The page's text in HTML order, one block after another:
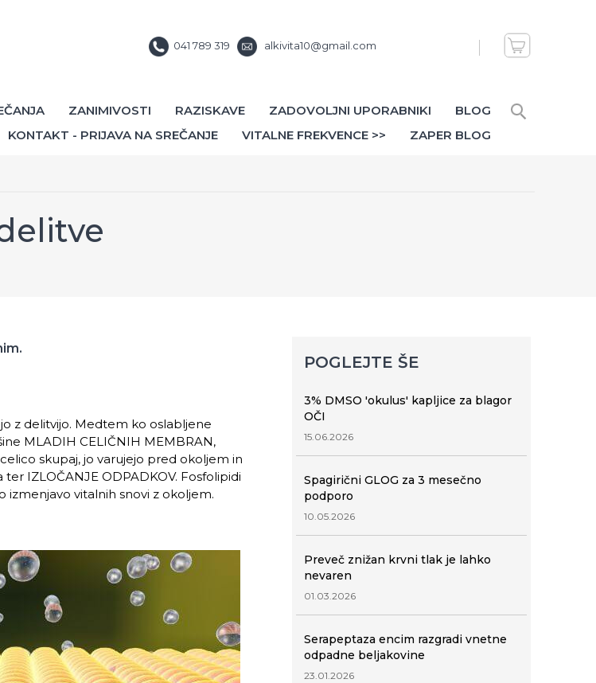
041 789 319 alkivita10@gmail.com
ZANIMIVOSTI RAZISKAVE ZADOVOLJNI UPORABNIKI
BLOG
KONTAKT - PRIJAVA NA SREČANJE
VITALNE FREKVENCE >> ZAPER BLOG
z delitvijo. Medtem ko oslabljene
MLADIH CELIČNIH MEMBRAN,
skupaj, jo varujejo pred okoljem in
IZLOČANJE ODPADKOV. Fosfolipidi
izmenjavo vitalnih snovi z okoljem.
POGLEJTE ŠE
3% DMSO 'okulus' kapljice za blagor
OČI
15.06.2026
Spagirični GLOG za 3 mesečno
podporo
10.05.2026
Preveč znižan krvni tlak je lahko
nevaren
01.03.2026
Serapeptaza encim razgradi vnetne
odpadne beljakovine
23.01.2026